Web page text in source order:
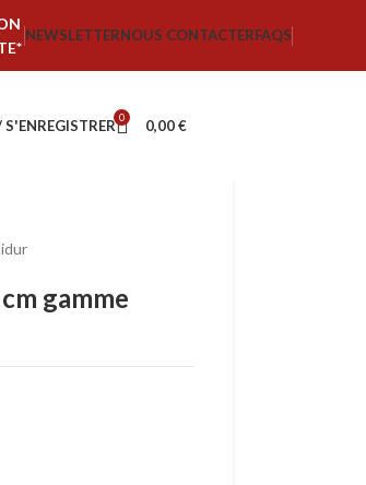
NEWSLETTERNOUS CONTACTERFAQS
0 0,00€
gamme